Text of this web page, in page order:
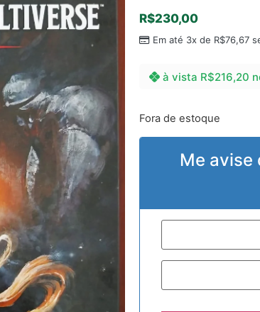
R$230,00
Em até 3x de R$76,67
à vista R$216,20
Fora de estoque
Me avise